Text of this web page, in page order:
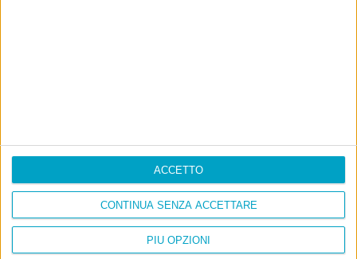
PIÙ OPZIONI
CONTINUA SENZA ACCETTARE
ACCETTO